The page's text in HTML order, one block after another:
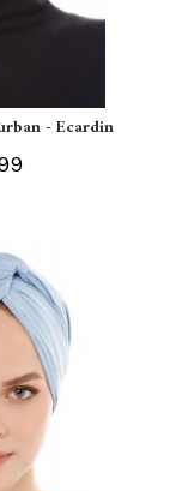
- Ecardin